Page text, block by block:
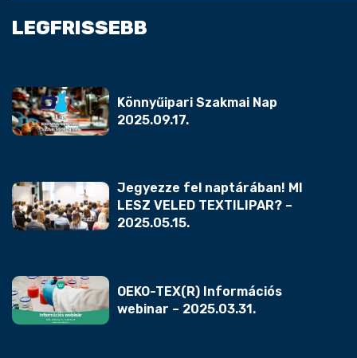
LEGFRISSEBB
Könnyűipari Szakmai Nap
2025.09.17.
Jegyezze fel naptárában! MI
LESZ VELED TEXTILIPAR? –
2025.05.15.
OEKO-TEX(R) Információs
webinar – 2025.03.31.